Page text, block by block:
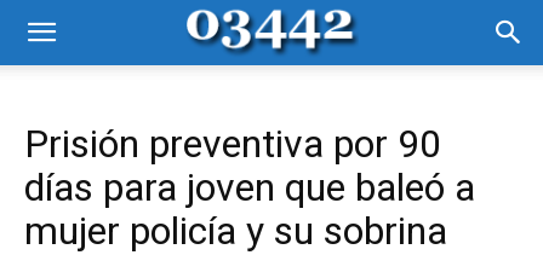
Prisión preventiva por 90
días para joven que baleó a
mujer policía y su sobrina